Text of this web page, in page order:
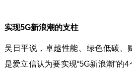
实现5G新浪潮的支柱
吴日平说，卓越性能、绿色低碳、
是爱立信认为要实现“5G新浪潮”的